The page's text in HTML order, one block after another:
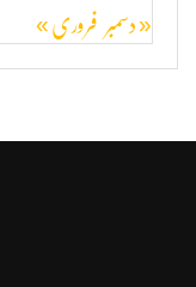
« دسمبر فروری »